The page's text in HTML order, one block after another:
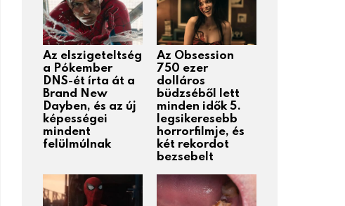
Az elszigeteltség
a Pókember
DNS-ét írta át a
Brand New
Dayben, és az új
képességei
mindent
felülmúlnak
Az Obsession
750 ezer
dolláros
büdzséből lett
minden idők 5.
legsikeresebb
horrorfilmje, és
két rekordot
bezsebelt